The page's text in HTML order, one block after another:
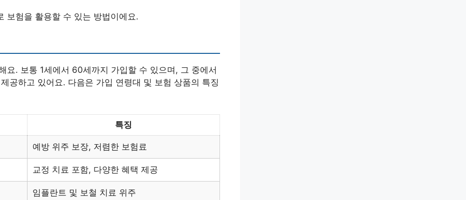
보험을 활용할 수 있는 방법이에요.
요. 보통 1세에서 60세까지 가입할 수 있으며, 그 중에서
공하고 있어요. 다음은 가입 연령대 및 보험 상품의 특징
특징
예방 위주 보장, 저렴한 보험료
교정 치료 포함, 다양한 혜택 제공
임플란트 및 보철 치료 위주